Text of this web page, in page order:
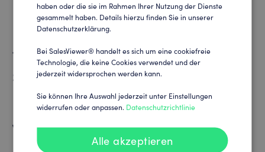
sales@salesviewer.com.
Technischer Support und Fragen
zum Produkt, Abrechnung &
Lizenzen
Als SalesViewer®-Kunde können Sie bei Fragen zur
Verwaltung Ihres Kontos, Abrechnung oder zu
haben oder die sie im Rahmen Ihrer Nutzung der Dienste
gesammelt haben. Details hierzu finden Sie in unserer
Datenschutzerklärung.
Bei SalesViewer® handelt es sich um eine cookiefreie
Technologie, die keine Cookies verwendet und der
jederzeit widersprochen werden kann.
Sie können Ihre Auswahl jederzeit unter Einstellungen
widerrufen oder anpassen. Datenschutzrichtlinie
Alle akzeptieren